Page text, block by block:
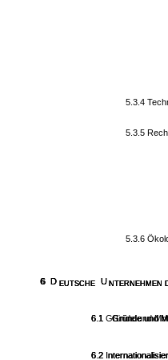
5.3.4
5.3.5
5.3.6
6
6
6
6 D
D
D
D EUTSCHE
EUTSCHE
EUTSCHE
EUTSCHE U
U
U
U NTERNEHMEN
NTERNEHMEN
NTERNEHMEN
NTERNEHMEN
6.1
6.1
6.1
6.1 Gründe und
Gründe und
Gründe und
Gründe und
6.2
6.2
6.2
6.2